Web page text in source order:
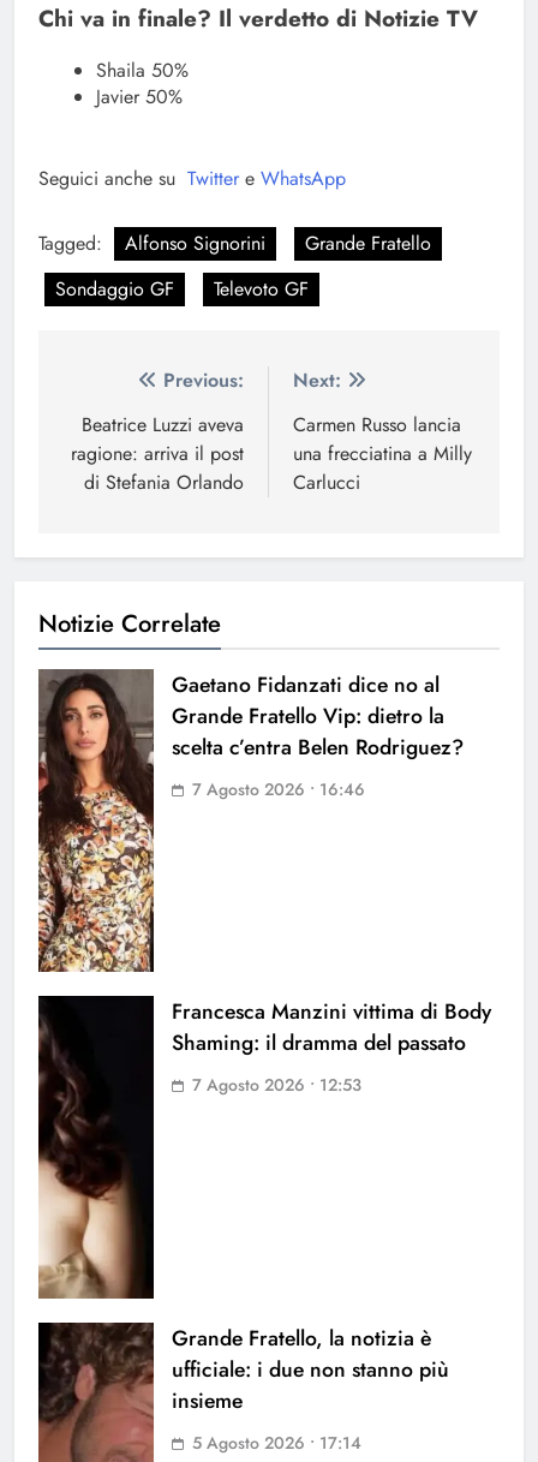
Chi va in finale? Il verdetto di Notizie TV
Shaila 50%
Javier 50%
Seguici anche su Twitter e WhatsApp
Tagged: Alfonso Signorini
Grande Fratello
Sondaggio GF
Televoto GF
Navigazione
articoli
Previous:
Beatrice Luzzi aveva
ragione: arriva il post
di Stefania Orlando
Next:
Carmen Russo lancia
una frecciatina a Milly
Carlucci
Notizie Correlate
Gaetano Fidanzati dice no al
Grande Fratello Vip: dietro la
scelta c’entra Belen Rodriguez?
7 Agosto 2026 • 16:46
Francesca Manzini vittima di Body
Shaming: il dramma del passato
7 Agosto 2026 • 12:53
Grande Fratello, la notizia è
ufficiale: i due non stanno più
insieme
5 Agosto 2026 • 17:14